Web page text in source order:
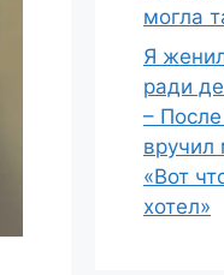
могла
Я
ради
–
вручил
«Вот
хотел»